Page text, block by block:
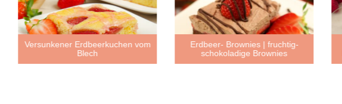
Versunkener Erdbeerkuchen vom
Blech
Erdbeer- Brownies | fruchtig-
schokoladige Brownies